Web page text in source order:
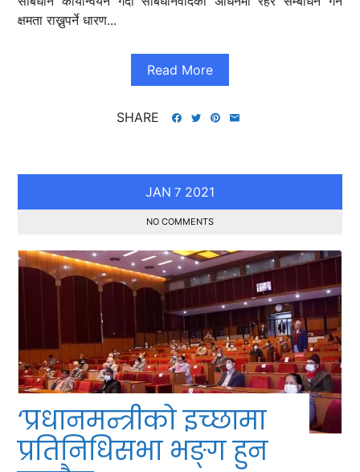
क्षमता राख्नुपर्ने धारण...
Read More
SHARE
JAN 7 2021
NO COMMENTS
‘प्रधानमन्त्रीको इच्छामा
प्रतिनिधिसभा भङ्ग हुन